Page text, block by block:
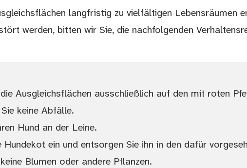
langfristig zu vielfältigen Lebensräumen
werden, bitten wir Sie, die nachfolgenden
Ausgleichsflächen ausschließlich auf den mit roten
keine Abfälle.
Hund an der Leine.
Hundekot ein und entsorgen Sie ihn in den dafür
Blumen oder andere Pflanzen.